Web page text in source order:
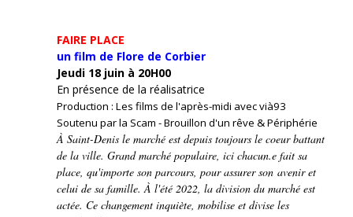
FAIRE PLACE
un film de Flore de Corbier
Jeudi 18 juin à 20H00
En présence de la réalisatrice
Production : Les films de l'après-midi avec vià93
Soutenu par la Scam - Brouillon d'un rêve & Périphérie
À Saint-Denis le marché est depuis toujours le coeur battant
de la ville. Grand marché populaire, ici chacun.e fait sa
place, qu'importe son parcours, pour assurer son avenir et
celui de sa famille. À l'été 2022, la division du marché est
actée. Ce changement inquiète, mobilise et divise les